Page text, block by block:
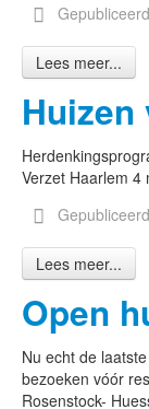
Lees meer...
Huizen
Verzet Haarlem 4
Lees meer...
Open
Nu echt de
bezoeken vóór
Rosenstock-